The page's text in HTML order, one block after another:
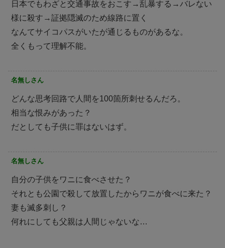
日本でもわざと交通事故をおこす→乱暴する→バレない
様に殺す→証拠隠滅のため線路に置く
なんてサイコパスがいたが通じるものがあるな。
全くもって理解不能。
名無しさん
どんな思考回路で人間を100箇所刺せるんだろ。
相当な恨みがあった？
だとしても子供に罪はないはず。
名無しさん
自分の子供をワニに食べさせた？
それとも公園で殺して放置したからワニが食べに来た？
妻も滅多刺し？
何れにしても父親は人間じゃないな…